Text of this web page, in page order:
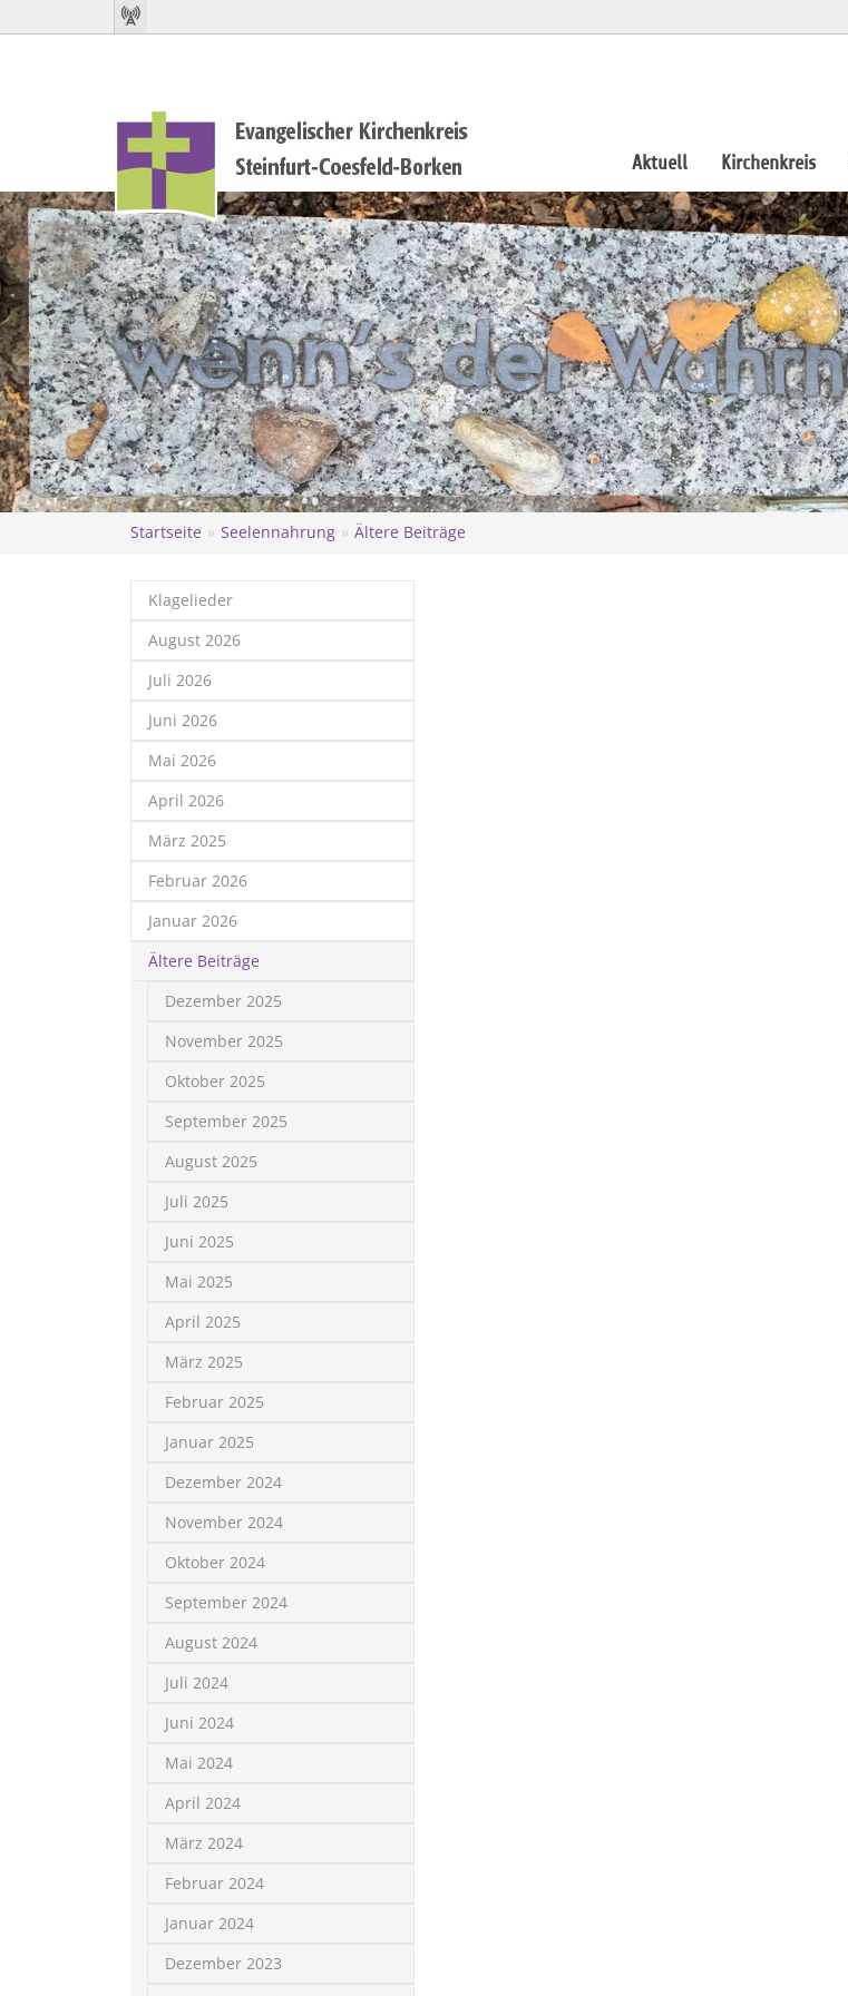
Aktuell Kirchenkreis
Startseite Seelennahrung Ältere Beiträge
Klagelieder
August 2026
Juli 2026
Juni 2026
Mai 2026
April 2026
März 2025
Februar 2026
Januar 2026
Ältere Beiträge
Dezember 2025
November 2025
Oktober 2025
September 2025
August 2025
Juli 2025
Juni 2025
Mai 2025
April 2025
März 2025
Februar 2025
Januar 2025
Dezember 2024
November 2024
Oktober 2024
September 2024
August 2024
Juli 2024
Juni 2024
Mai 2024
April 2024
März 2024
Februar 2024
Januar 2024
Dezember 2023